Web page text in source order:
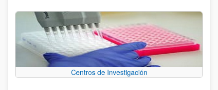
Centros de Investigación